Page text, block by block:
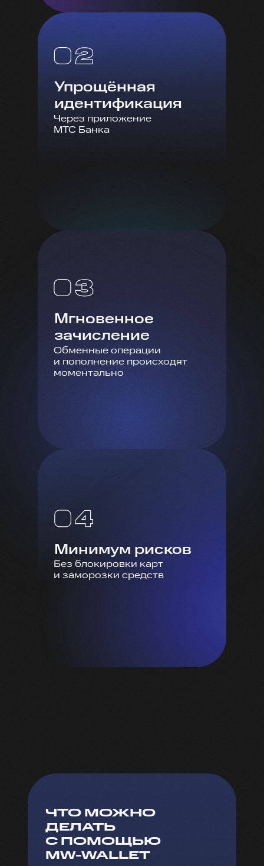
Упрощённая
идентификация
Через приложение
МТС Банка
Минимум рисков
Без блокировки карт
и заморозки средств
Мгновенное
зачисление
Обменные операции
и пополнение происходят
моментально
ЧТО МОЖНО
ДЕЛАТЬ
С ПОМОЩЬЮ
MW-WALLET